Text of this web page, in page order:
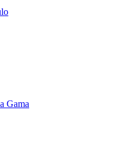
Gama